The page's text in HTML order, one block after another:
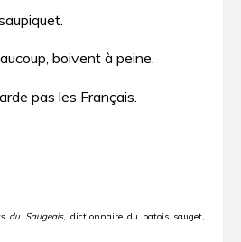
boivent à peine,
pas les Français.
du Saugeais, dictionnaire du patois sauget,